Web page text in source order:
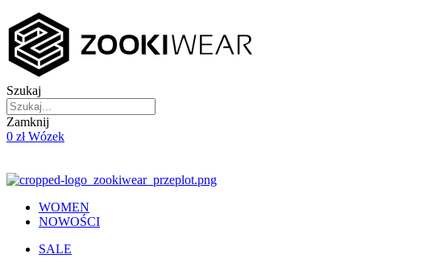
to
content
Szukaj
Zamknij
0 zł Wózek
WOMEN
NOWOŚCI
SALE